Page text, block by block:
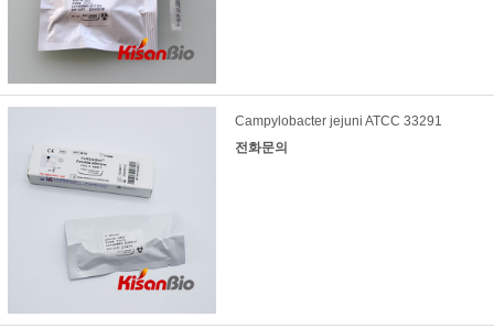
Campylobacter jejuni ATCC 33291
전화문의